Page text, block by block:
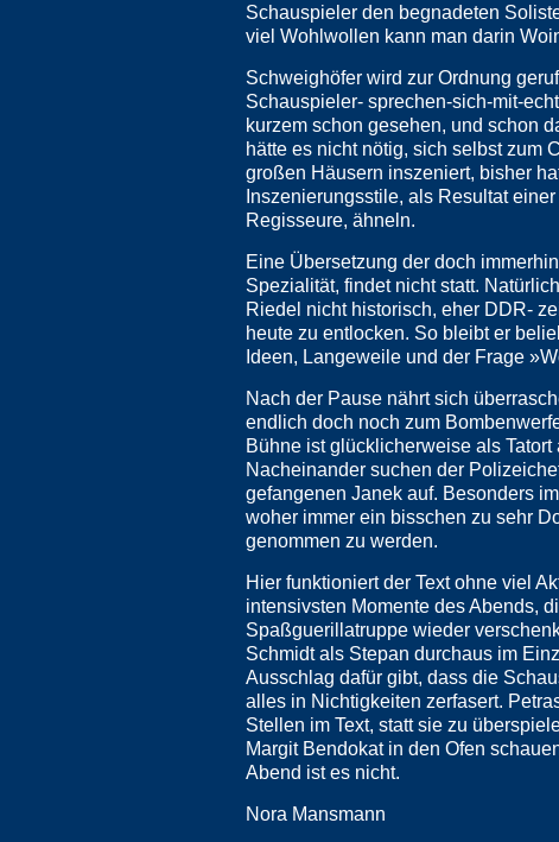
Schauspieler den begnadeten
viel Wohlwollen kann man darin
Schweighöfer wird zur Ordnung
Schauspieler- sprechen-sich-mit-
kurzem schon gesehen, und schon
hätte es nicht nötig, sich selbst zum
großen Häusern inszeniert, bisher
Inszenierungsstile, als Resultat
Regisseure, ähneln.
Eine Übersetzung der doch
Spezialität, findet nicht statt.
Riedel nicht historisch, eher DDR-
heute zu entlocken. So bleibt er
Ideen, Langeweile und der Frage
Nach der Pause nährt sich
endlich doch noch zum
Bühne ist glücklicherweise als
Nacheinander suchen der
gefangenen Janek auf. Besonders
woher immer ein bisschen zu sehr
genommen zu werden.
Hier funktioniert der Text ohne viel
intensivsten Momente des Abends,
Spaßguerillatruppe wieder
Schmidt als Stepan durchaus im
Ausschlag dafür gibt, dass die
alles in Nichtigkeiten zerfasert.
Stellen im Text, statt sie zu
Margit Bendokat in den Ofen
Abend ist es nicht.
Nora Mansmann